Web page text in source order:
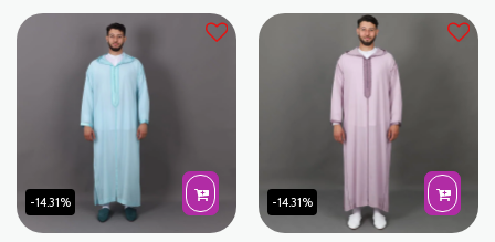
-14.31% -14.31%